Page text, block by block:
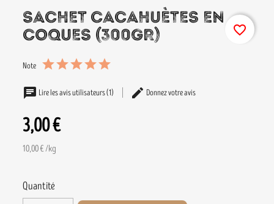
SACHET CACAHUÈTES EN
COQUES (300GR)
Note
Lire les avis utilisateurs (1) Donnez votre avis
3,00 €
10,00 € /kg
Quantité
favorite_border